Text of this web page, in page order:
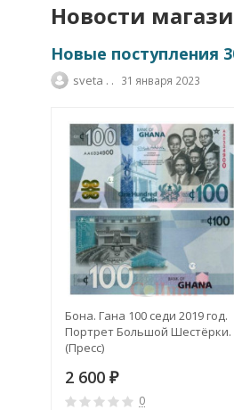
Новости
Новые поступления
sveta . . 31 января 2023
Бона. Гана 100 седи 2019 год.
Портрет Большой Шестёрки.
(Пресс)
2 600 ₽
0